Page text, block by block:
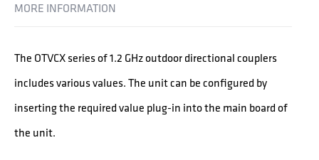
MORE INFORMATION
The OTVCX series of 1.2 GHz outdoor directional couplers
includes various values. The unit can be configured by
inserting the required value plug-in into the main board of
the unit.